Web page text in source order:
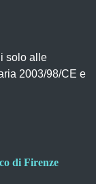
solo alle
2003/98/CE e
di Firenze